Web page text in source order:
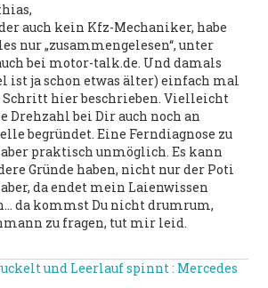
auch kein Kfz-Mechaniker, habe
nur „zusammengelesen“, unter
bei motor-talk.de. Und damals
ist ja schon etwas älter) einfach mal
hier beschrieben. Vielleicht
Drehzahl bei Dir auch noch an
begründet. Eine Ferndiagnose zu
praktisch unmöglich. Es kann
Gründe haben, nicht nur der Poti
da endet mein Laienwissen
da kommst Du nicht drumrum,
zu fragen, tut mir leid.
und Leerlauf spinnt : Mercedes